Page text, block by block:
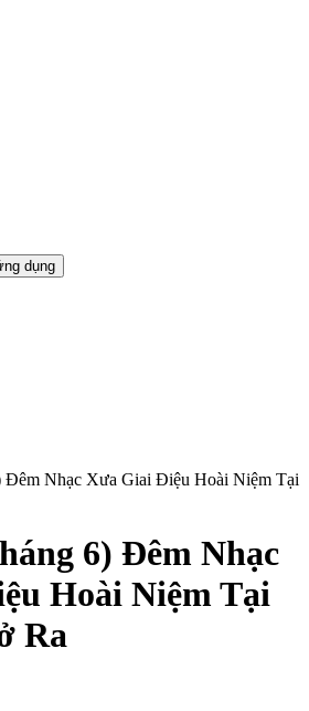
dụng
Đêm Nhạc Xưa Giai Điệu Hoài Niệm Tại
6) Đêm Nhạc
Hoài Niệm Tại
Ra